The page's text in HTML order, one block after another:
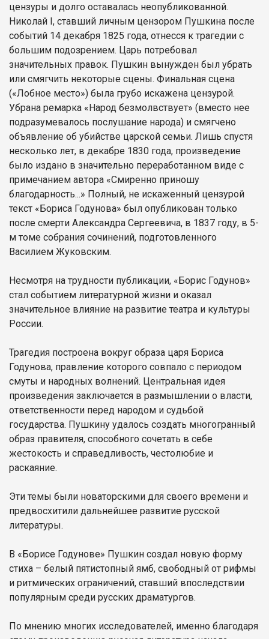
цензуры и долго оставалась неопубликованной.
Николай I, ставший личным цензором Пушкина после
событий 14 декабря 1825 года, отнесся к трагедии с
большим подозрением. Царь потребовал
значительных правок. Пушкин вынужден был убрать
или смягчить некоторые сцены. Финальная сцена
(«Лобное место») была грубо искажена цензурой.
Убрана ремарка «Народ безмолвствует» (вместо нее
подразумевалось послушание народа) и смягчено
объявление об убийстве царской семьи. Лишь спустя
несколько лет, в декабре 1830 года, произведение
было издано в значительно переработанном виде с
примечанием автора «Смиренно приношу
благодарность...» Полный, не искаженный цензурой
текст «Бориса Годунова» был опубликован только
после смерти Александра Сергеевича, в 1837 году, в 5-
м томе собрания сочинений, подготовленного
Василием Жуковским.
Несмотря на трудности публикации, «Борис Годунов»
стал событием литературной жизни и оказал
значительное влияние на развитие театра и культуры
России.
Трагедия построена вокруг образа царя Бориса
Годунова, правление которого совпало с периодом
смуты и народных волнений. Центральная идея
произведения заключается в размышлении о власти,
ответственности перед народом и судьбой
государства. Пушкину удалось создать многогранный
образ правителя, способного сочетать в себе
жестокость и справедливость, честолюбие и
раскаяние.
Эти темы были новаторскими для своего времени и
предвосхитили дальнейшее развитие русской
литературы.
В «Борисе Годунове» Пушкин создал новую форму
стиха – белый пятистопный ямб, свободный от рифмы
и ритмических ограничений, ставший впоследствии
популярным среди русских драматургов.
По мнению многих исследователей, именно благодаря